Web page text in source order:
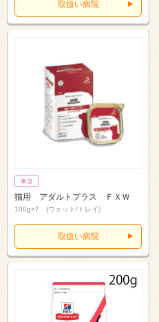
取扱い病院
猫用 アダルトプラス ＦＸＷ
100g×7 (ウェット/トレイ)
取扱い病院